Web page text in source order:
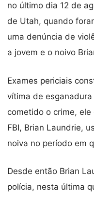
no último dia 12 de
de Utah, quando
uma denúncia de
a jovem e o noivo
Exames periciais
vítima de
cometido o crime,
FBI, Brian Laundrie,
noiva no período em
Desde então Brian
polícia, nesta última